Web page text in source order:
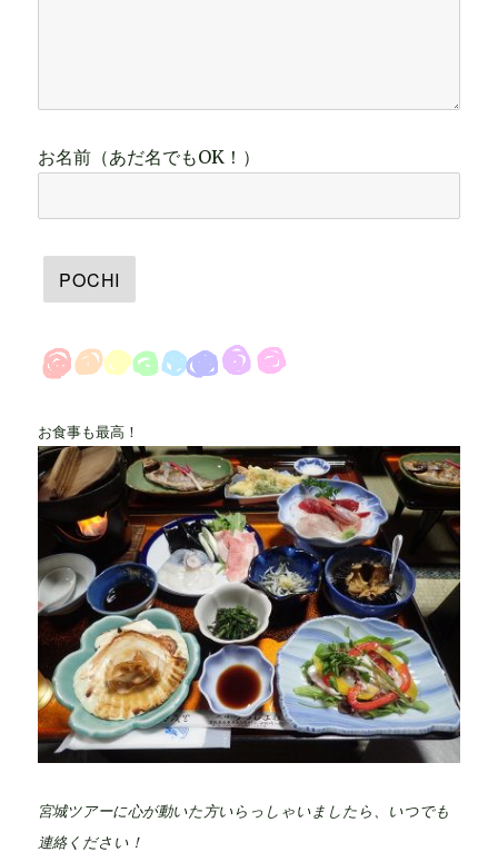
お名前（あだ名でもOK！）
お食事も最高！
宮城ツアーに心が動いた方いらっしゃいましたら、いつでも
連絡ください！